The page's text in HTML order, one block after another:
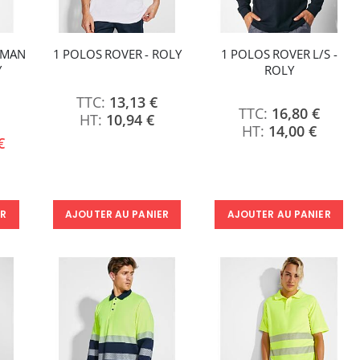
1 POLOS ROVER - ROLY
13,13 €
10,94 €
AJOUTER AU PANIER
1 POLOS ROVER L/S -
ROLY
16,80 €
14,00 €
AJOUTER AU PANIER